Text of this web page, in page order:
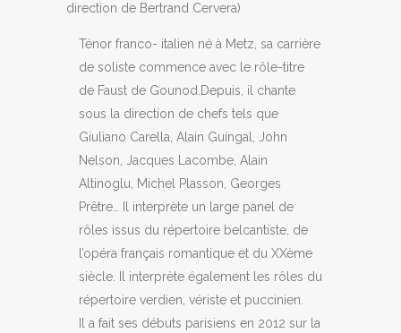
direction de Bertrand Cervera)
Ténor franco- italien né à Metz, sa carrière
de soliste commence avec le rôle-titre
de Faust de Gounod.Depuis, il chante
sous la direction de chefs tels que
Giuliano Carella, Alain Guingal, John
Nelson, Jacques Lacombe, Alain
Altinoglu, Michel Plasson, Georges
Prêtre… Il interprète un large panel de
rôles issus du répertoire belcantiste, de
l’opéra français romantique et du XXème
siècle. Il interprète également les rôles du
répertoire verdien, vériste et puccinien.
Il a fait ses débuts parisiens en 2012 sur la